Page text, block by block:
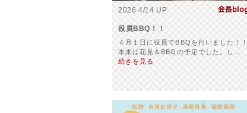
2026 4/14 UP
役員BBQ！！
４月１日に役員でBBQを行いました！
本来は花見＆BBQの予定でした。し…
続きを見る